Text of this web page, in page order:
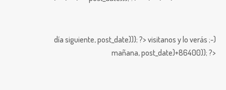
día siguiente,post_date))); ?> visitanos y lo verás ;-)
mañana,post_date)+86400)); ?>